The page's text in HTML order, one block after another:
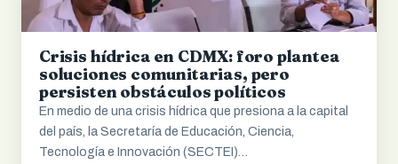
Crisis hídrica en CDMX: foro plantea
soluciones comunitarias, pero
persisten obstáculos políticos
En medio de una crisis hídrica que presiona a la capital
del país, la Secretaría de Educación, Ciencia,
Tecnología e Innovación (SECTEI)…